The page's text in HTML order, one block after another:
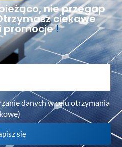
nie przegap
ciekawe
promocje!
danych w celu otrzymania
się